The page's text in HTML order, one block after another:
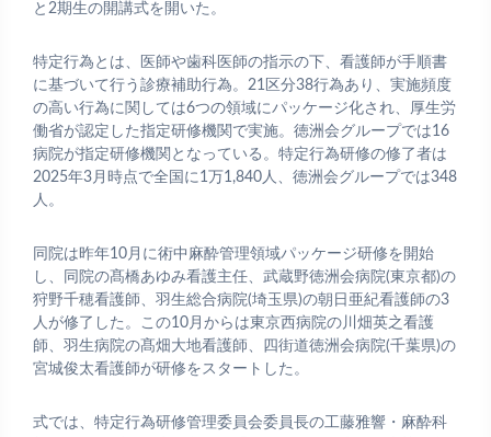
と2期生の開講式を開いた。
特定行為とは、医師や歯科医師の指示の下、看護師が手順書
に基づいて行う診療補助行為。21区分38行為あり、実施頻度
の高い行為に関しては6つの領域にパッケージ化され、厚生労
働省が認定した指定研修機関で実施。徳洲会グループでは16
病院が指定研修機関となっている。特定行為研修の修了者は
2025年3月時点で全国に1万1,840人、徳洲会グループでは348
人。
同院は昨年10月に術中麻酔管理領域パッケージ研修を開始
し、同院の髙橋あゆみ看護主任、武蔵野徳洲会病院(東京都)の
狩野千穂看護師、羽生総合病院(埼玉県)の朝日亜紀看護師の3
人が修了した。この10月からは東京西病院の川畑英之看護
師、羽生病院の髙畑大地看護師、四街道徳洲会病院(千葉県)の
宮城俊太看護師が研修をスタートした。
式では、特定行為研修管理委員会委員長の工藤雅響・麻酔科